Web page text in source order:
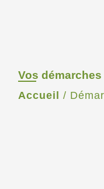
Vos démarches
Accueil /